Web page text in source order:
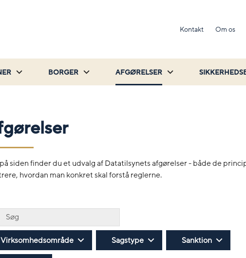
Kontakt Om os
BORGER AFGØRELSER
siden finder du et udvalg af Datatilsynets afgørelser - både de
hvordan man konkret skal forstå reglerne.
Virksomhedsområde Sagstype Sanktion